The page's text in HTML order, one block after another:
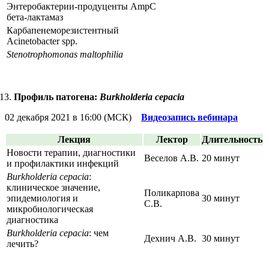
Энтеробактерии-продуценты AmpC
бета-лактамаз
Карбапенеморезистентный
Acinetobacter spp.
Stenotrophomonas maltophilia
Профиль патогена: Burkholderia cepacia
02 декабря 2021 в 16:00 (МСК) Видеозапись вебинара
Лекция Лектор
Длительность
Новости терапии, диагностики
и профилактики инфекций
Веселов А.В. 20 минут
Burkholderia cepacia:
клиническое значение,
эпидемиология и
микробиологическая
диагностика
Поликарпова
С.В.
30 минут
Burkholderia cepacia: чем
лечить?
Дехнич А.В. 30 минут